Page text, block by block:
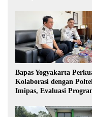
Bapas Yogyakarta
Kolaborasi dengan
Imipas, Evaluasi